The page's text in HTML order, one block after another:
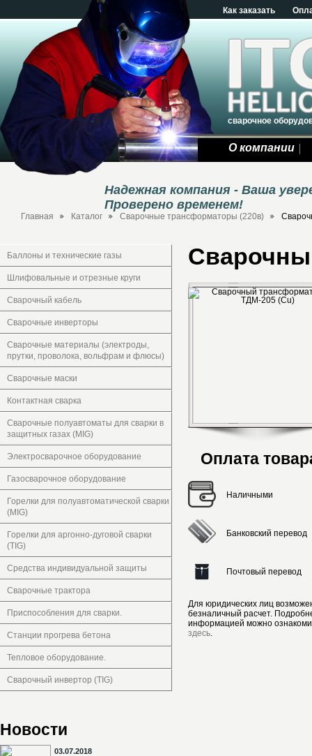
Как заказать
сварочное
О компании
Надежная компания - Ваша
Проверено временем!
Главная Каталог Cварочные трансформаторы (220в)
Баллоны и технические газы
Шлифовальные и отрезные круги
Сварочный кабель
Сварочные инверторы
Сварочные материалы (электроды,
прутки, проволока, вольфрам и флюсы)
Сварочные маски
Контактная сварка
Сварочные полуавтоматы для сварки в
защитных газах (MIG)
Электросварочное оборудование
Газосварочное оборудование
Горелки для полуавтоматической сварки
(MIG)
Горелки для аргонно-дуговой сварки
(TIG)
Средства индивидуальной защиты
Сварочные трактора
Приспособления для сварки.
Станции прогрева бетона
Тепловое оборудование.
Сварочный инвертор (TIG)
Новости
03.07.2018
Оплата
Наличными
Банковский перевод
Почтовый перевод
Для юридических лиц
безналичный расчет.
информацией можно
здесь.